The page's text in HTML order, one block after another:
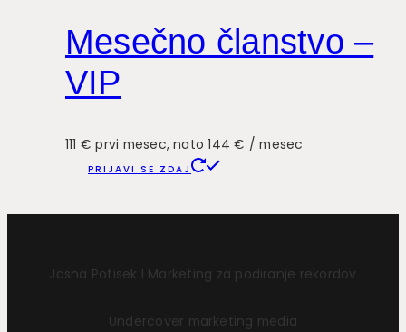
Mesečno članstvo –
VIP
111 € prvi mesec, nato 144 € / mesec
PRIJAVI SE ZDAJ
Jasna Potisek I Marketing za podiranje rekordov
Undercover marketing media